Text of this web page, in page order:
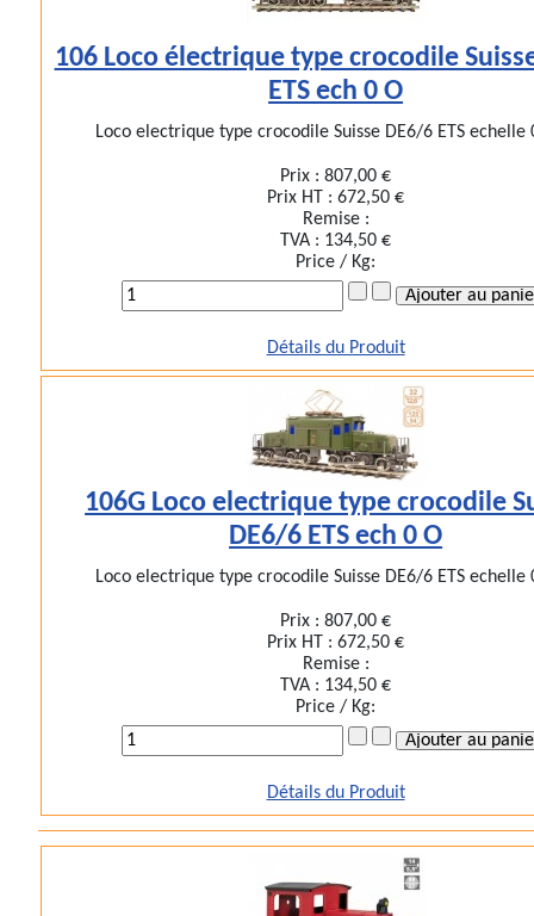
106 Loco électrique type crocodile
ETS ech 0 O
Loco electrique type crocodile Suisse DE6/6 ETS echelle
Prix :807,00 €
Prix HT :672,50 €
Remise :
TVA : 134,50 €
Price / Kg:
Détails du Produit
106G Loco electrique type crocodile
DE6/6 ETS ech 0 O
Loco electrique type crocodile Suisse DE6/6 ETS echelle
Prix :807,00 €
Prix HT :672,50 €
Remise :
TVA : 134,50 €
Price / Kg:
Détails du Produit